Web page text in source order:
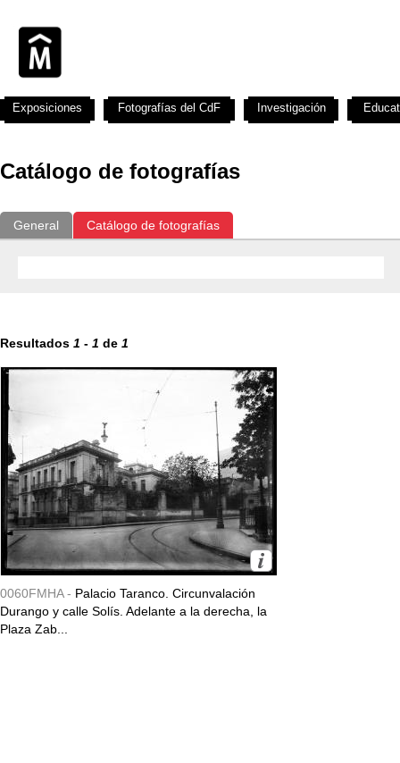
Catálogo de fotografías
General Catálogo de fotografías
Resultados 1 - 1 de 1
0060FMHA - Palacio Taranco. Circunvalación
Durango y calle Solís. Adelante a la derecha, la
Plaza Zab...
Exposiciones Fotografías del CdF Investigación